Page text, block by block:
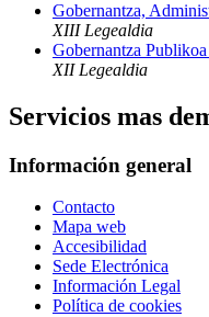
Gobernantza,
XIII Legealdia
Gobernantza
XII Legealdia
Servicios mas
Información general
Contacto
Mapa web
Accesibilidad
Sede Electrónica
Información Legal
Política de cookies